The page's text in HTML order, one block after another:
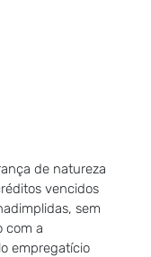
de natureza
vencidos
sem
com a
empregatício